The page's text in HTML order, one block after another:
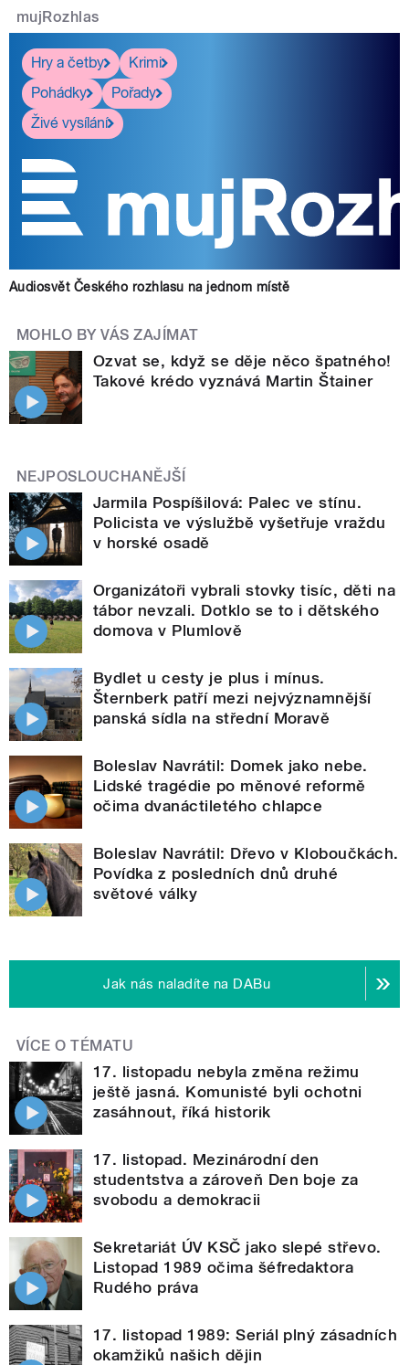
mujRozhlas
Hry a četby
Krimi
Pohádky
Pořady
Živé vysílání
Audiosvět Českého rozhlasu na jednom místě
MOHLO BY VÁS ZAJÍMAT
Ozvat se, když se děje něco špatného!
Takové krédo vyznává Martin Štainer
NEJPOSLOUCHANĚJŠÍ
Jarmila Pospíšilová: Palec ve stínu.
Policista ve výslužbě vyšetřuje vraždu
v horské osadě
Organizátoři vybrali stovky tisíc, děti na
tábor nevzali. Dotklo se to i dětského
domova v Plumlově
Bydlet u cesty je plus i mínus.
Šternberk patří mezi nejvýznamnější
panská sídla na střední Moravě
Boleslav Navrátil: Domek jako nebe.
Lidské tragédie po měnové reformě
očima dvanáctiletého chlapce
Boleslav Navrátil: Dřevo v Kloboučkách.
Povídka z posledních dnů druhé
světové války
Jak nás naladíte na DABu
VÍCE O TÉMATU
17. listopadu nebyla změna režimu
ještě jasná. Komunisté byli ochotni
zasáhnout, říká historik
17. listopad. Mezinárodní den
studentstva a zároveň Den boje za
svobodu a demokracii
Sekretariát ÚV KSČ jako slepé střevo.
Listopad 1989 očima šéfredaktora
Rudého práva
17. listopad 1989: Seriál plný zásadních
okamžiků našich dějin